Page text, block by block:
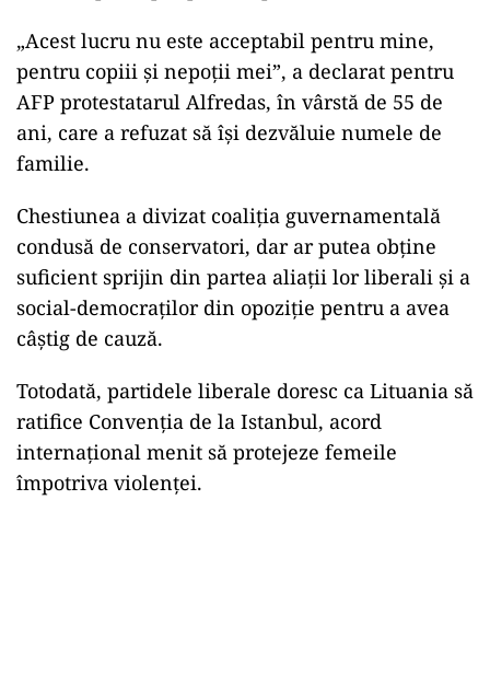
„Acest lucru nu este acceptabil pentru mine,
pentru copiii şi nepoţii mei”, a declarat pentru
AFP protestatarul Alfredas, în vârstă de 55 de
ani, care a refuzat să îşi dezvăluie numele de
familie.
Chestiunea a divizat coaliţia guvernamentală
condusă de conservatori, dar ar putea obţine
suficient sprijin din partea aliaţii lor liberali şi a
social-democraţilor din opoziţie pentru a avea
câştig de cauză.
Totodată, partidele liberale doresc ca Lituania să
ratifice Convenţia de la Istanbul, acord
internaţional menit să protejeze femeile
împotriva violenţei.